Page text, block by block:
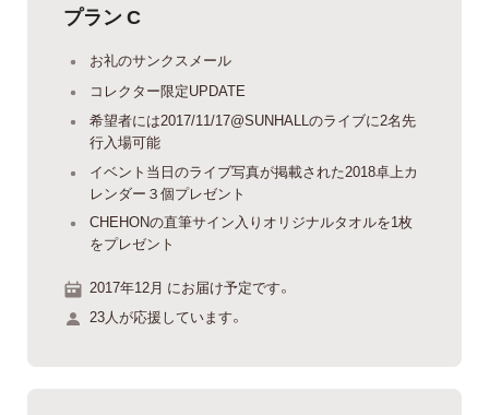
プラン C
お礼のサンクスメール
コレクター限定UPDATE
希望者には2017/11/17@SUNHALLのライブに2名先
行入場可能
イベント当日のライブ写真が掲載された2018卓上カ
レンダー３個プレゼント
CHEHONの直筆サイン入りオリジナルタオルを1枚
をプレゼント
2017年12月 にお届け予定です。
23人が応援しています。